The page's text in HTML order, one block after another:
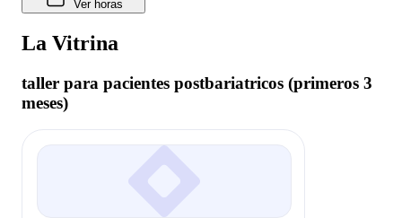
Ver horas
La Vitrina
taller para pacientes postbariatricos (primeros 3
meses)